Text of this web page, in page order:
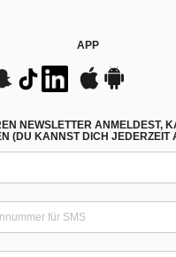
APP
NEWSLETTER ANMELDEST,
(DU KANNST DICH JEDERZEIT